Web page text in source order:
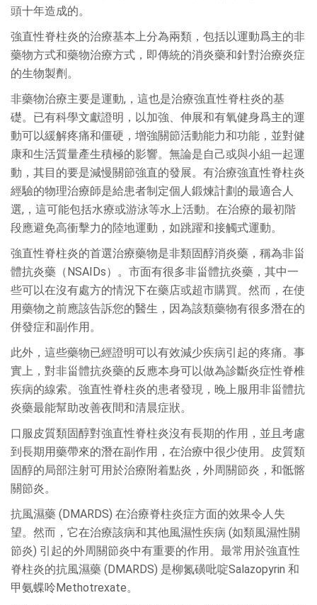
頭十年造成的。
強直性脊柱炎的治療基本上分為兩類，包括以運動爲主的非
藥物方式和藥物治療方式，即傳統的消炎藥和針對治療炎症
的生物製劑。
非藥物治療主要是運動,，這也是治療強直性脊柱炎的基
礎。已有科學文獻證明，以加強、伸展和有氧健身爲主的運
動可以緩解疼痛和僵硬，增強關節活動能力和功能，並對健
康和生活質量產生積極的影響。無論是自己或與小組一起運
動，其目的要是減慢關節強直的發展。有治療強直性脊柱炎
經驗的物理治療師是給患者制定個人鍛煉計劃的最適合人
選,，這可能包括水療或游泳等水上活動。在治療的最初階
段應避免高衝擊力的陸地運動，如跳躍和接觸式運動。
強直性脊柱炎的首選治療藥物是非類固醇消炎藥，稱為非甾
體抗炎藥（NSAIDs）。市面有很多非甾體抗炎藥，其中一
些可以在沒有處方的情況下在藥店或超市購買。然而，在使
用藥物之前應該告訴您的醫生，因為該類藥物有很多潛在的
併發症和副作用。
此外，這些藥物已經證明可以有效減少疾病引起的疼痛。事
實上，對非甾體抗炎藥的反應本身可以做為診斷炎症性脊椎
疾病的線索。強直性脊柱炎的患者發現，晚上服用非甾體抗
炎藥最能幫助改善夜間和清晨症狀。
口服皮質類固醇對強直性脊柱炎沒有長期的作用，並且考慮
到長期用藥帶來的潛在副作用，在治療中很少使用。皮質類
固醇的局部注射可用於治療附着點炎，外周關節炎，和骶髂
關節炎。
抗風濕藥 (DMARDS) 在治療脊柱炎症方面的效果令人失
望。然而，它在治療該病和其他風濕性疾病 (如類風濕性關
節炎) 引起的外周關節炎中有重要的作用。最常用於強直性
脊柱炎的抗風濕藥 (DMARDS) 是柳氮磺吡啶Salazopyrin 和
甲氨蝶呤Methotrexate。